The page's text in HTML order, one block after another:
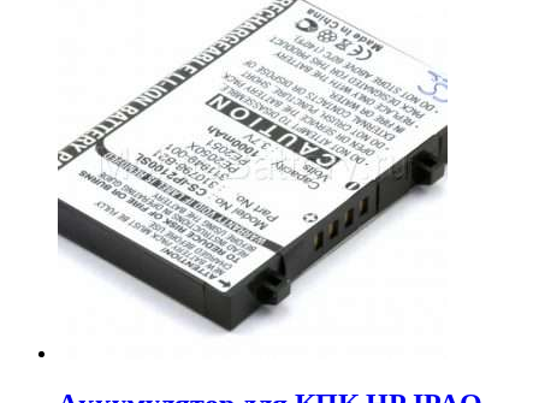
1,254.00₽.